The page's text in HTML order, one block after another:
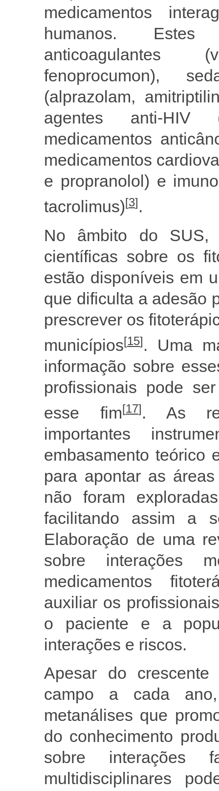
medicamentos
humanos. Estes
anticoagulantes
fenoprocumon),
(alprazolam,
agentes anti-HIV
medicamentos
medicamentos
e propranolol) e
tacrolimus)[3].
No âmbito do SUS,
científicas sobre os
estão disponíveis em
que dificulta a adesão
prescrever os
municípios[15]. Uma
informação sobre
profissionais pode
esse fim[17]. As
importantes
embasamento teórico
para apontar as
não foram
facilitando assim a
Elaboração de uma
sobre interações
medicamentos
auxiliar os
o paciente e a
interações e riscos.
Apesar do
campo a cada
metanálises que
do conhecimento
sobre interações
multidisciplinares